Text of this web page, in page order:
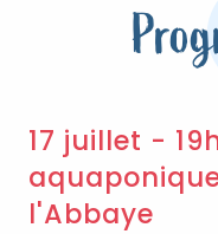
17 juillet -
l'Abbaye